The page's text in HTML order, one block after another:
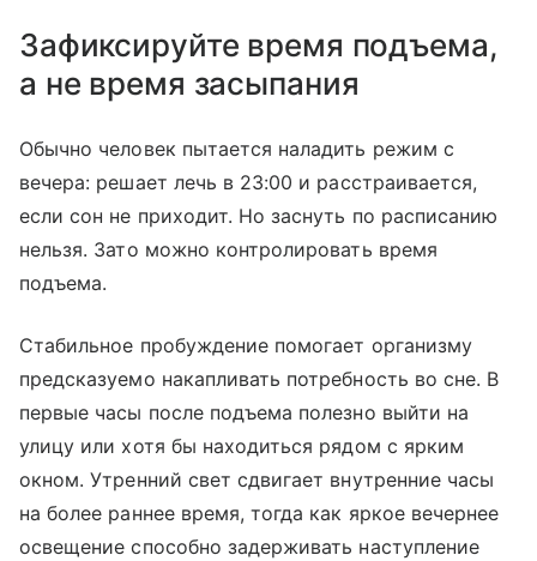
Зафиксируйте время подъема,
а не время засыпания
Обычно человек пытается наладить режим с
вечера: решает лечь в 23:00 и расстраивается,
если сон не приходит. Но заснуть по расписанию
нельзя. Зато можно контролировать время
подъема.
Стабильное пробуждение помогает организму
предсказуемо накапливать потребность во сне. В
первые часы после подъема полезно выйти на
улицу или хотя бы находиться рядом с ярким
окном. Утренний свет сдвигает внутренние часы
на более раннее время, тогда как яркое вечернее
освещение способно задерживать наступление